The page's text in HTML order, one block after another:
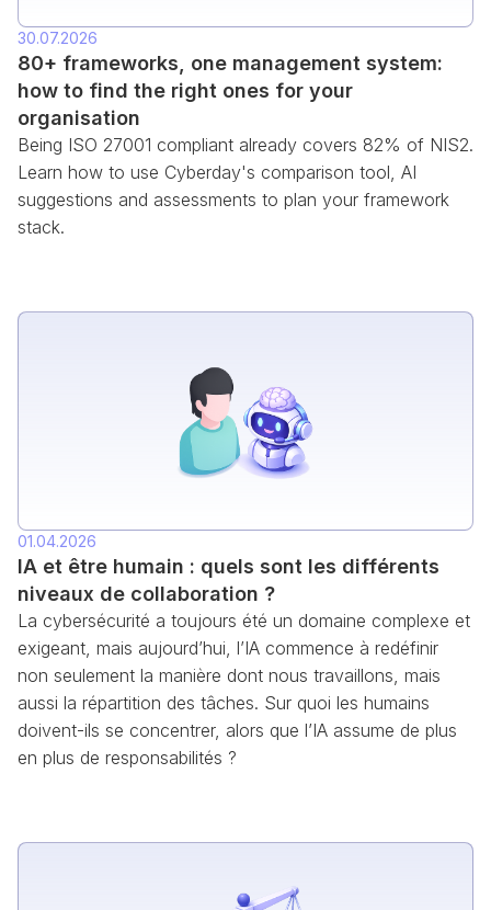
30.07.2026
80+ frameworks, one management system:
how to find the right ones for your
organisation
Being ISO 27001 compliant already covers 82% of NIS2.
Learn how to use Cyberday's comparison tool, AI
suggestions and assessments to plan your framework
stack.
01.04.2026
IA et être humain : quels sont les différents
niveaux de collaboration ?
La cybersécurité a toujours été un domaine complexe et
exigeant, mais aujourd’hui, l’IA commence à redéfinir
non seulement la manière dont nous travaillons, mais
aussi la répartition des tâches. Sur quoi les humains
doivent-ils se concentrer, alors que l’IA assume de plus
en plus de responsabilités ?